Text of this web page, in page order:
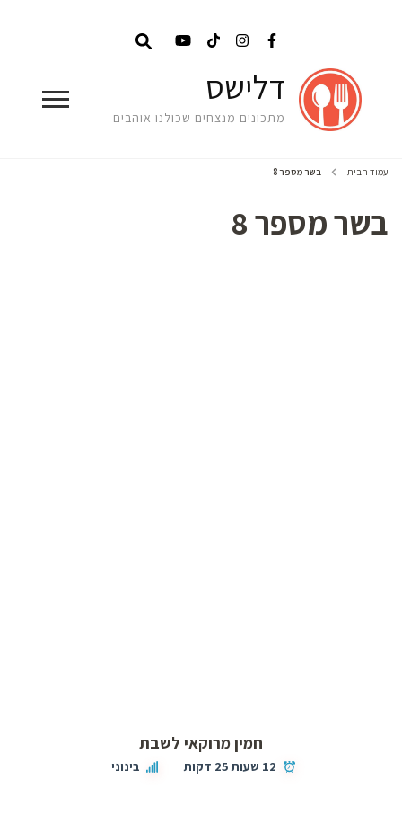
דלישס
מתכונים מנצחים שכולנו אוהבים
עמוד הבית בשר מספר 8
בשר מספר 8
חמין מרוקאי לשבת
12 שעות 25 דקות בינוני